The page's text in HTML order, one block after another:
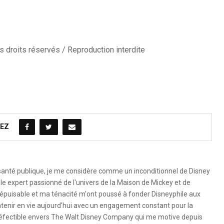
droits réservés / Reproduction interdite
publique, je me considère comme un inconditionnel de Disney
expert passionné de l'univers de la Maison de Mickey et de
et ma ténacité m'ont poussé à fonder Disneyphile aux
en vie aujourd'hui avec un engagement constant pour la
envers The Walt Disney Company qui me motive depuis